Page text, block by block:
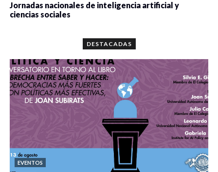
Jornadas nacionales de inteligencia artificial y
ciencias sociales
DESTACADAS
EVENTOS